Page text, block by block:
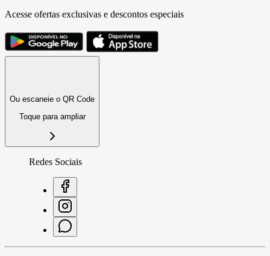
Acesse ofertas exclusivas e descontos especiais
Ou escaneie o QR Code
Toque para ampliar
Redes Sociais